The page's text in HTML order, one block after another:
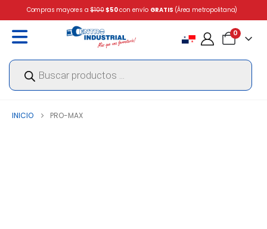
Compras mayores a$100 $50con envío GRATIS (Área metropolitana)
0
Búsqueda
productos
INICIO PRO-MAX